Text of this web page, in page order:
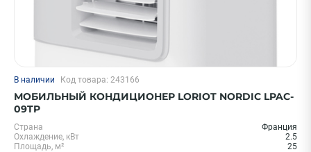
В наличии Код товара: 243166
МОБИЛЬНЫЙ КОНДИЦИОНЕР LORIOT NORDIC LPAC-
09TP
Страна
Франция
Охлаждение, кВт
2.5
Площадь, м²
25